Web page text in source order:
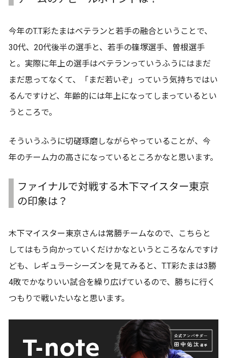
今年のT.T彩たまはベテランと若手の融合ということで、
30代、20代後半の選手と、若手の篠塚選手、曽根選手
と。実際に年上の選手はベテランっていうふうにはまだ
まだ思ってなくて、「まだ若いぞ」っていう気持ちではい
るんですけど、年齢的には年上になってしまっているとい
うところで。
そういうふうに切磋琢磨しながらやっていることが、今
年のチーム力の高さになっているところかなと思います。
ファイナルで対戦する木下マイスター東京
の印象は？
木下マイスター東京さんは常勝チームなので、こちらと
してはもう向かっていくだけかなというところなんですけ
ども、レギュラーシーズンを見てみると、T.T彩たまは3勝
4敗でかなりいい試合を繰り広げているので、勝ちに行く
つもりで戦いたいなと思います。